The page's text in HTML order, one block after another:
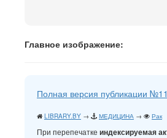
Главное изображение:
Полная версия публикации
LIBRARY.BY → МЕДИЦИНА → Рак
При перепечатке индексируемая